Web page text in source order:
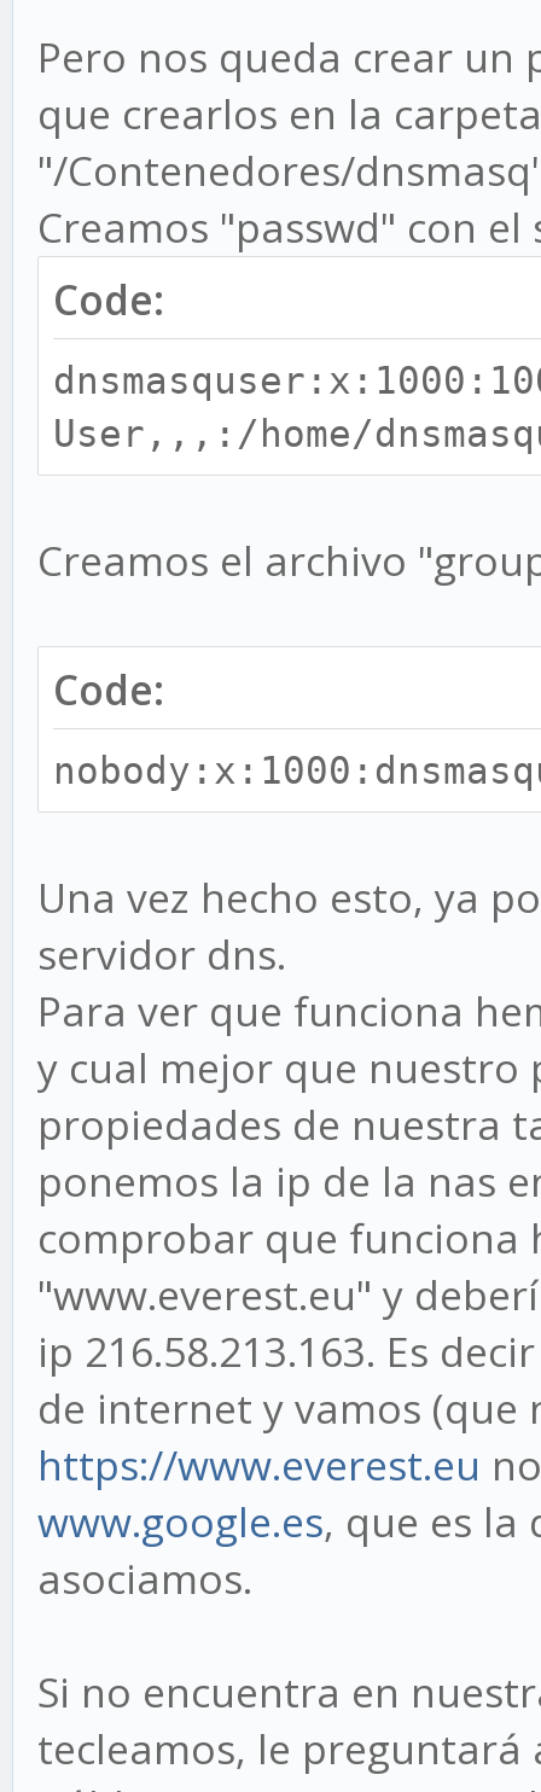
listen-
Pero nos queda crear un
que crearlos en la
"/Contenedores/
Creamos "passwd" con
Code:
User,,,:/home/
Creamos el archivo
Code:
Una vez hecho esto, ya
servidor dns.
Para ver que funciona
y cual mejor que nuestro
propiedades de nuestra
ponemos la ip de la nas
comprobar que funciona
"www.everest.eu" y
ip 216.58.213.163. Es
de internet y vamos (que
https://www.everest.eu
www.google.es, que es la
asociamos.
Si no encuentra en
tecleamos, le preguntará